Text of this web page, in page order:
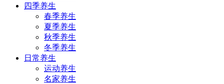
四季养生
春季养生
夏季养生
秋季养生
冬季养生
日常养生
运动养生
名家养生